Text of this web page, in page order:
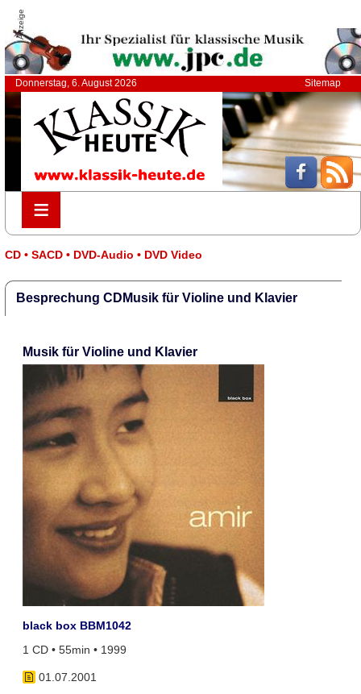
Anzeige
Donnerstag, 6. August 2026 Sitemap
≡
≡
CD • SACD • DVD-Audio • DVD Video
Besprechung CDMusik für Violine und Klavier
Musik für Violine und Klavier
black box BBM1042
1 CD • 55min • 1999
01.07.2001